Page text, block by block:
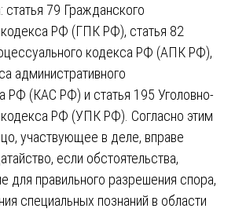
статья 79 Гражданского
РФ (ГПК РФ), статья 82
кодекса РФ (АПК РФ),
административного
РФ (КАС РФ) и статья 195 Уголовно-
кодекса РФ (УПК РФ). Согласно этим
участвующее в деле, вправе
если обстоятельства,
для правильного разрешения спора,
специальных познаний в области